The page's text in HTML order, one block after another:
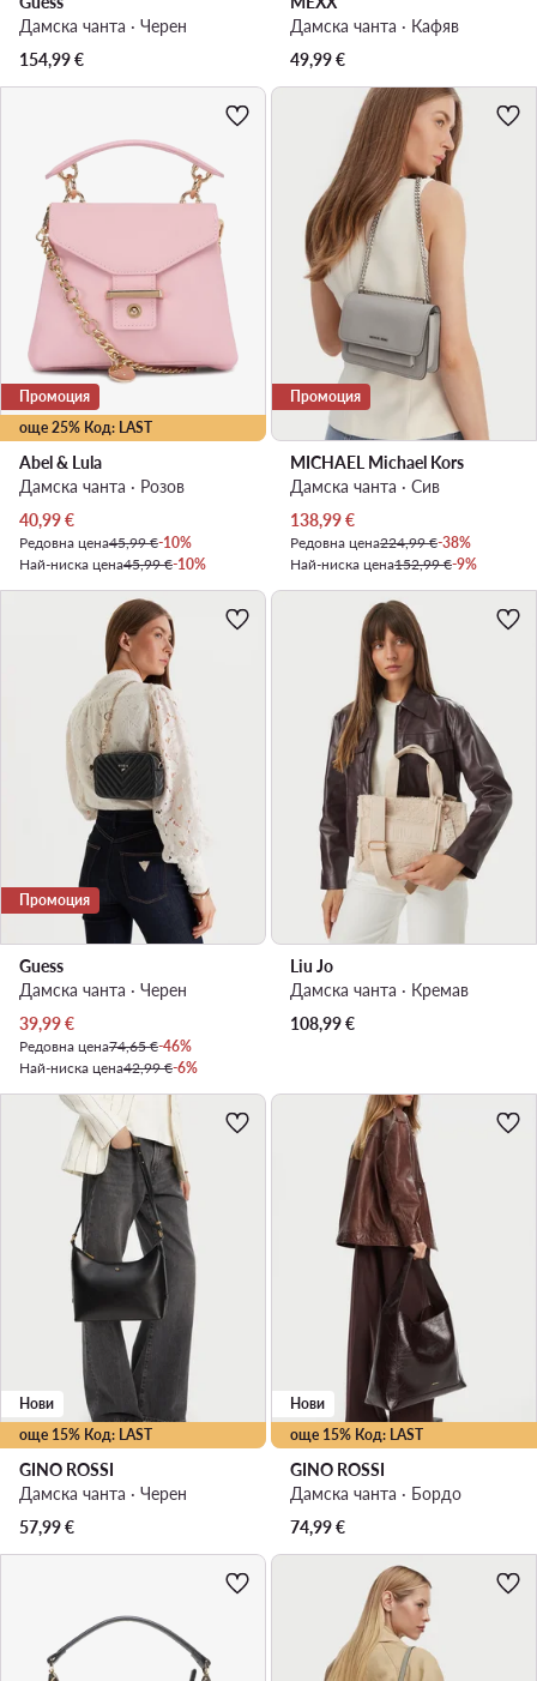
Дамска чанта · Черен
154,99€
Дамска чанта · Кафяв
49,99€
още 25% Код: LAST
Промоция
Abel & Lula
Дамска чанта · Розов
Актуална цена
40,99€
Редовна цена45,99 €-10%
Най-ниска цена45,99 €-10%
Промоция
MICHAEL Michael Kors
Дамска чанта · Сив
Актуална цена
138,99€
Редовна цена224,99 €-38%
Най-ниска цена152,99 €-9%
Промоция
Guess
Дамска чанта · Черен
Актуална цена
39,99€
Редовна цена74,65 €-46%
Най-ниска цена42,99 €-6%
Liu Jo
Дамска чанта · Кремав
108,99€
още 15% Код: LAST
Нови
GINO ROSSI
Дамска чанта · Черен
57,99€
още 15% Код: LAST
Нови
GINO ROSSI
Дамска чанта · Бордо
74,99€